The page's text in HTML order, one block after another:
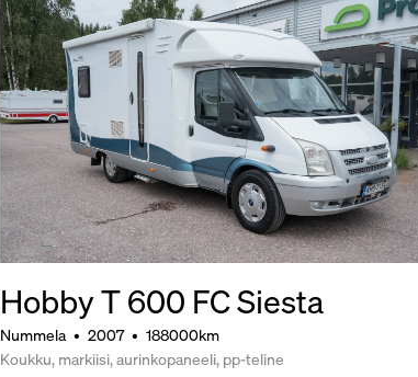
Hobby T 600 FC Siesta
Nummela • 2007 • 188000km
Koukku, markiisi, aurinkopaneeli, pp-teline